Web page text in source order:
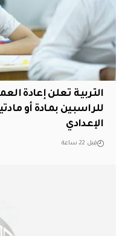
التربية تعلن إعادة
للراسبين بمادة أو
الإعدادي
قبل 22 ساعة